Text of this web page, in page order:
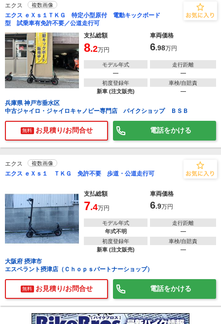
エクス 複数画像
エクス ｅＸｓ１ＴＫＧ 特定小型原付 電動キックボード
型 試乗車有免許不要／公道走行可
支払総額
車両価格
8.2万円 6.98万円
モデル年式
―
走行距離
―
初度登録年
新車 (注文販売)
車検/自賠責
―
兵庫県 神戸市垂水区
中古ジャイロ・ジャイロキャノピー専門店 バイクショップ ＢＳＢ
無料 お見積り/お問合せ 電話をかける
エクス 複数画像
エクス ｅＸｓ１ ＴＫＧ 免許不要 歩道・公道走行可
支払総額 車両価格
7.4万円 6.9万円
モデル年式
年式不明
走行距離
―
初度登録年
新車 (注文販売)
車検/自賠責
―
大阪府 摂津市
エスペラント摂津店（Ｃｈｏｐｓパートナーショップ）
無料 お見積り/お問合せ 電話をかける
車種選択するだけ、かんたん相場検索
まずはメーカーを選択する
型式(任意)
走行距離(任意)